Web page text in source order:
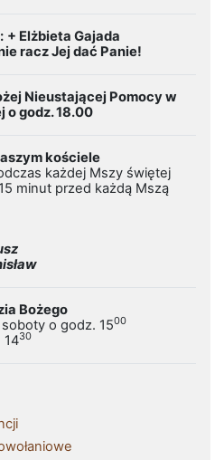
+ Elżbieta Gajada
racz Jej dać Panie!
Nieustającej Pomocy w
o godz. 18.00
kościele
każdej Mszy świętej
15 minut przed każdą Mszą
Bożego
o godz. 1500
1430